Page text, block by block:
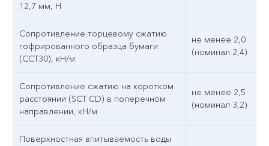
12,7 мм, Н
Сопротивление торцевому сжатию
гофрированного образца бумаги
(ССТ30), кН/м
не менее 2,0
(номинал 2,4)
Сопротивление сжатию на коротком
расстоянии (SCT CD) в поперечном
направлении, кН/м
не менее 2,5
(номинал 3,2)
Поверхностная впитываемость воды